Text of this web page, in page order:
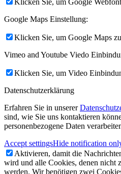
Klicken Sie, um Google
Google Maps Einstellung:
Klicken Sie, um Google Maps
Vimeo and Youtube Viedo
Klicken Sie, um Video
Datenschutzerklärung
Erfahren Sie in unserer
sind, wie Sie uns kontaktieren
personenbezogene Daten
Accept settingsHide notification
Aktivieren, damit die
wird und alle Cookies, denen nicht
werden. Wir benötigen zwei